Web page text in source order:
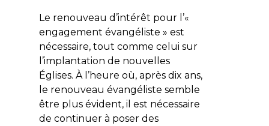
Le renouveau d’intérêt pour l’«
engagement évangéliste » est
nécessaire, tout comme celui sur
l’implantation de nouvelles
Églises. À l’heure où, après dix ans,
le renouveau évangéliste semble
être plus évident, il est nécessaire
de continuer à poser des